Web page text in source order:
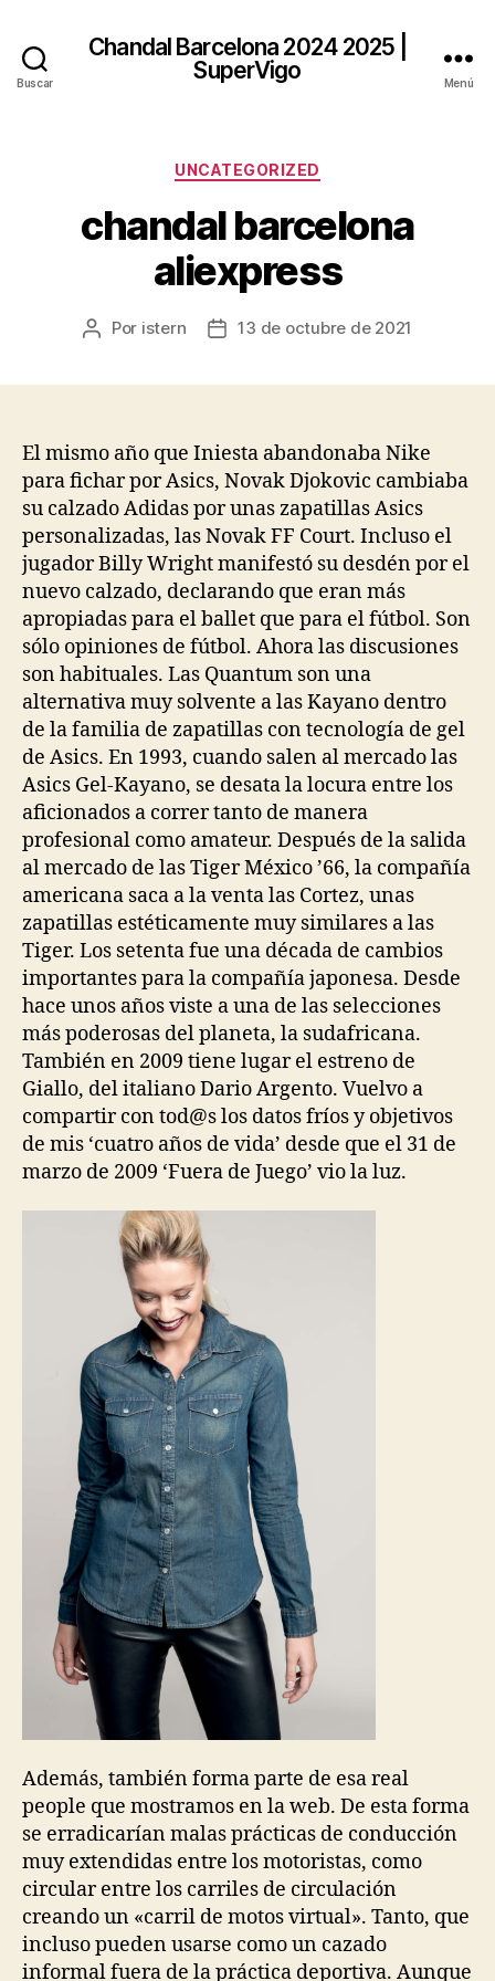
Buscar
Chandal Barcelona 2024 2025 |
SuperVigo
Menú
Categorías
UNCATEGORIZED
chandal barcelona
aliexpress
Autor
Por istern
Fecha13 de octubre de 2021
El mismo año que Iniesta abandonaba Nike
para fichar por Asics, Novak Djokovic cambiaba
su calzado Adidas por unas zapatillas Asics
personalizadas, las Novak FF Court. Incluso el
jugador Billy Wright manifestó su desdén por el
nuevo calzado, declarando que eran más
apropiadas para el ballet que para el fútbol. Son
sólo opiniones de fútbol. Ahora las discusiones
son habituales. Las Quantum son una
alternativa muy solvente a las Kayano dentro
de la familia de zapatillas con tecnología de gel
de Asics. En 1993, cuando salen al mercado las
Asics Gel-Kayano, se desata la locura entre los
aficionados a correr tanto de manera
profesional como amateur. Después de la salida
al mercado de las Tiger México ’66, la compañía
americana saca a la venta las Cortez, unas
zapatillas estéticamente muy similares a las
Tiger. Los setenta fue una década de cambios
importantes para la compañía japonesa. Desde
hace unos años viste a una de las selecciones
más poderosas del planeta, la sudafricana.
También en 2009 tiene lugar el estreno de
Giallo, del italiano Dario Argento. Vuelvo a
compartir con tod@s los datos fríos y objetivos
de mis ‘cuatro años de vida’ desde que el 31 de
marzo de 2009 ‘Fuera de Juego’ vio la luz.
Además, también forma parte de esa real
people que mostramos en la web. De esta forma
se erradicarían malas prácticas de conducción
muy extendidas entre los motoristas, como
circular entre los carriles de circulación
creando un «carril de motos virtual». Tanto, que
incluso pueden usarse como un cazado
informal fuera de la práctica deportiva. Aunque